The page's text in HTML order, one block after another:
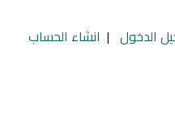
الدخول | انشاء الحساب